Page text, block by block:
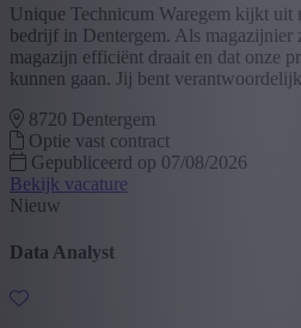
Unique Technicum Waregem kijkt uit
bedrijf in Dentergem. Als magazijnier
magazijn efficiënt draait en dat onze
kunnen gaan. Jij bent
8720 Dentergem
Optie vast contract
Gepubliceerd op 07/08/2026
Bekijk vacature
Nieuw
Data Analyst